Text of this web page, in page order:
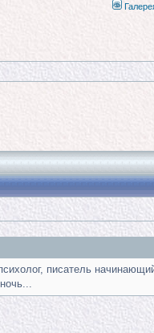
писатель